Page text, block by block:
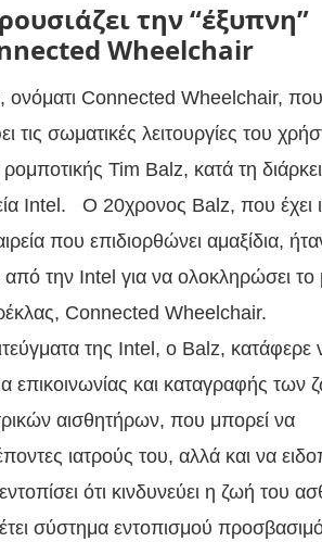
την “έξυπνη”
Wheelchair
ονόματι Connected Wheelchair, που
τις σωματικές λειτουργίες του
Tim Balz, κατά τη
Intel. Ο 20χρονος Balz, που έχει
που επιδιορθώνει αμαξίδια,
την Intel για να ολοκληρώσει
Connected Wheelchair.
της Intel, ο Balz, κατάφερε
και καταγραφής των
αισθητήρων, που μπορεί να
ιατρούς του, αλλά και να
ότι κινδυνεύει η ζωή του
σύστημα εντοπισμού